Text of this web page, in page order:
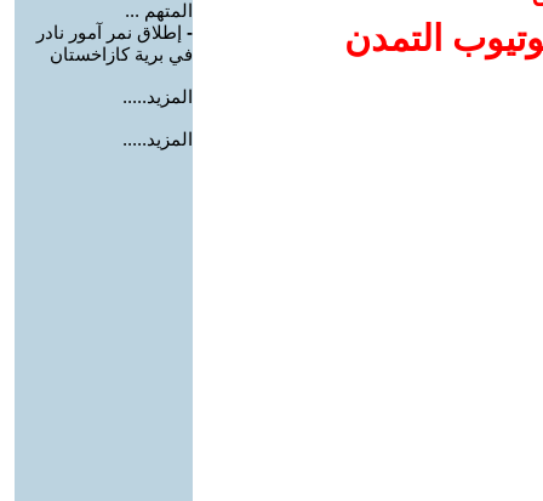
التمدن
المتهم ...
- إطلاق نمر آمور نادر
في برية كازاخستان
المزيد.....
المزيد.....